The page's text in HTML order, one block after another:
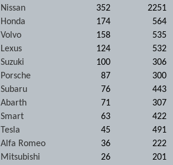
Nissan 352
2251
Honda 174
564
Volvo 158
535
Lexus 124
532
Suzuki 100
306
Porsche 87
300
Subaru 76
443
Abarth 71
307
Smart 63
422
Tesla 45
491
Alfa Romeo 36
222
Mitsubishi 26
201